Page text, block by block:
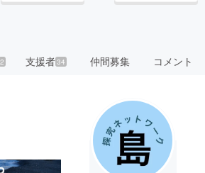
2 支援者34 仲間募集 コメント